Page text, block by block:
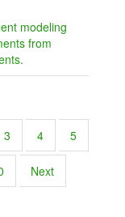
modeling
from
3 4 5
Next